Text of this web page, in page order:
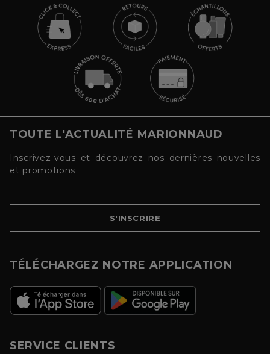
TOUTE L'ACTUALITÉ MARIONNAUD
Inscrivez-vous et découvrez nos dernières nouvelles
et promotions
S'INSCRIRE
TÉLÉCHARGEZ NOTRE APPLICATION
SERVICE CLIENTS